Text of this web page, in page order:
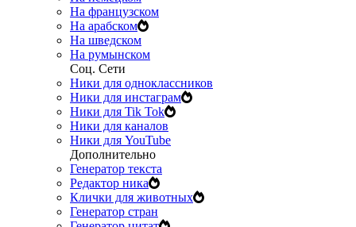
На французском
На арабском
На шведском
На румынском
Соц. Сети
Ники для одноклассников
Ники для инстаграм
Ники для Tik Tok
Ники для каналов
Ники для YouTube
Дополнительно
Генератор текста
Редактор ника
Клички для животных
Генератор стран